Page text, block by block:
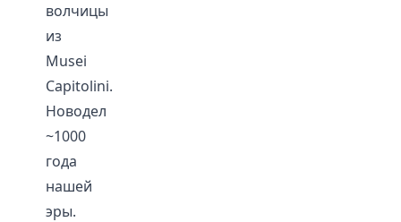
волчицы
из
Musei
Capitolini.
Новодел
~1000
года
нашей
эры.